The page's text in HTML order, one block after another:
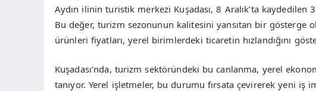
Aydın ilinin turistik merkezi Kuşadası, 8 Aralık’ta
Bu değer, turizm sezonunun kalitesini yansıtan bir gösterge
ürünleri fiyatları, yerel birimlerdeki ticaretin hızlandığını
Kuşadası’nda, turizm sektöründeki bu canlanma, yerel
tanıyor. Yerel işletmeler, bu durumu fırsata çevirerek yeni iş